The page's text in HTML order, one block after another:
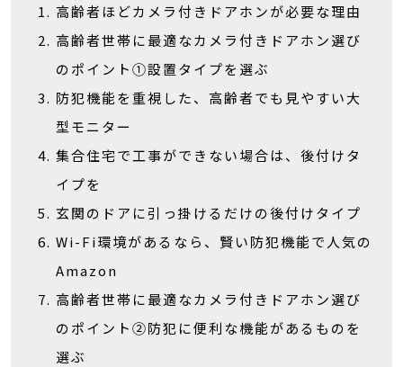
高齢者ほどカメラ付きドアホンが必要な理由
高齢者世帯に最適なカメラ付きドアホン選び
のポイント①設置タイプを選ぶ
防犯機能を重視した、高齢者でも見やすい大
型モニター
集合住宅で工事ができない場合は、後付けタ
イプを
玄関のドアに引っ掛けるだけの後付けタイプ
Wi-Fi環境があるなら、賢い防犯機能で人気の
Amazon
高齢者世帯に最適なカメラ付きドアホン選び
のポイント②防犯に便利な機能があるものを
選ぶ